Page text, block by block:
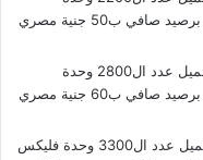
فليكس من دقائق وميجا بايتس ورسائل برصيد صافي ب50 جنية مصري
كود باقة كنترول فليكس ب60 تعطي العميل عدد ال2800 وحدة
فليكس من دقائق وميجا بايتس ورسائل برصيد صافي ب60 جنية مصري
كود باقة كنترول فليكس ب70 تعطي العميل عدد ال3300 وحدة فليكس